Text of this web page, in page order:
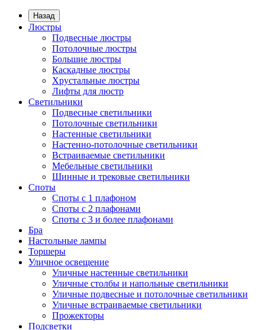
Назад
Люстры
Подвесные люстры
Потолочные люстры
Большие люстры
Каскадные люстры
Хрустальные люстры
Лифты для люстр
Светильники
Подвесные светильники
Потолочные светильники
Настенные светильники
Настенно-потолочные светильники
Встраиваемые светильники
Мебельные светильники
Шинные и трековые светильники
Споты
Споты с 1 плафоном
Споты с 2 плафонами
Споты с 3 и более плафонами
Бра
Настольные лампы
Торшеры
Уличное освещение
Уличные настенные светильники
Уличные столбы и напольные светильники
Уличные подвесные и потолочные светильники
Уличные встраиваемые светильники
Прожекторы
Подсветки